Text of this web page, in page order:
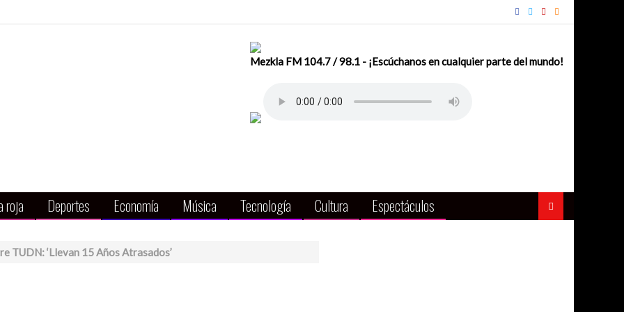
Mezkla FM 104.7 / 98.1 - ¡Escúchanos en cualquier parte del mundo!
roja Deportes Economía Música Tecnología Cultura Espectáculos
TUDN: ‘Llevan 15 Años Atrasados’